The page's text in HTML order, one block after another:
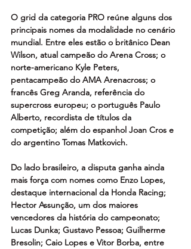
O grid da categoria PRO reúne alguns dos
principais nomes da modalidade no cenário
mundial. Entre eles estão o britânico Dean
Wilson, atual campeão do Arena Cross; o
norte-americano Kyle Peters,
pentacampeão do AMA Arenacross; o
francês Greg Aranda, referência do
supercross europeu; o português Paulo
Alberto, recordista de títulos da
competição; além do espanhol Joan Cros e
do argentino Tomas Matkovich.
Do lado brasileiro, a disputa ganha ainda
mais força com nomes como Enzo Lopes,
destaque internacional da Honda Racing;
Hector Assunção, um dos maiores
vencedores da história do campeonato;
Lucas Dunka; Gustavo Pessoa; Guilherme
Bresolin; Caio Lopes e Vitor Borba, entre